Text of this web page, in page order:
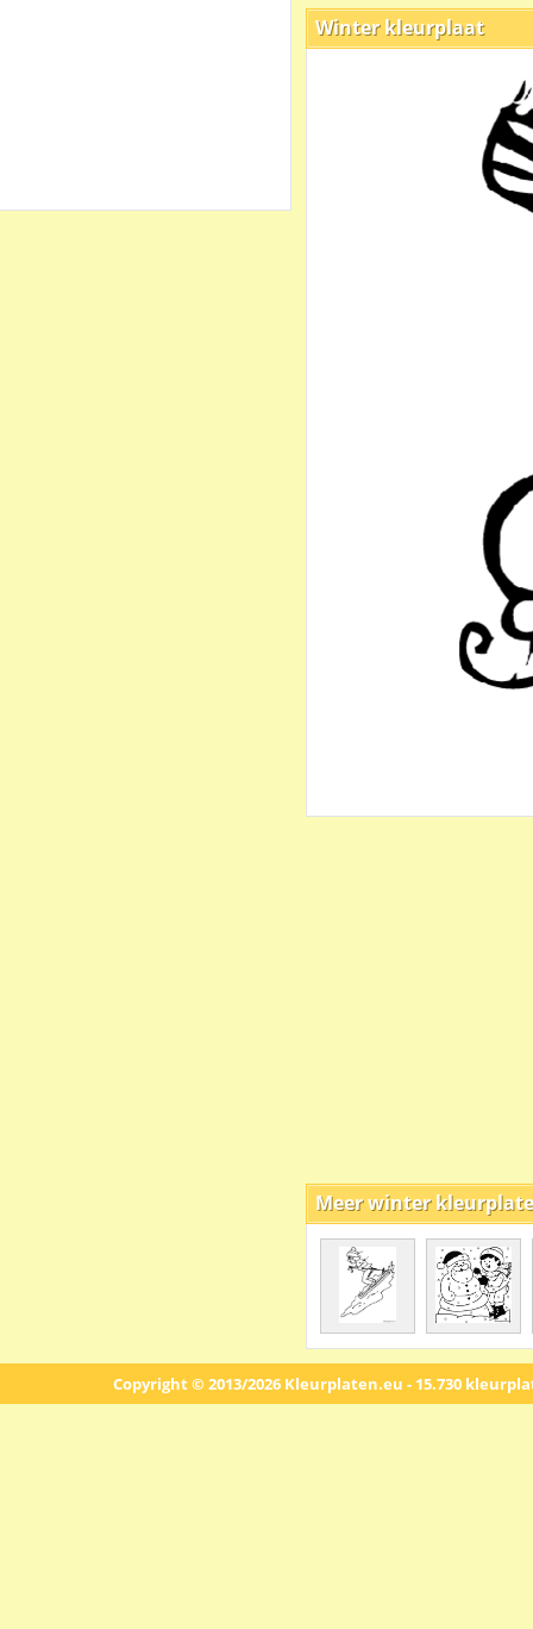
Winter kleurplaat
Meer winter
Copyright © 2013/2026 Kleurplaten.eu - 15.730